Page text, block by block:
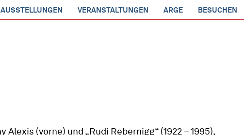
AUSSTELLUNGEN VERANSTALTUNGEN ARGE BESUCHEN